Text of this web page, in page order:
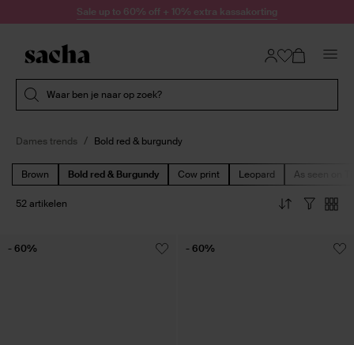
Doorgaan naar artikelSale up to 60% off + 10% extra kassakorting
Waar ben je naar op zoek?
Dames trends Bold red & burgundy
Brown Bold red & Burgundy Cow print Leopard As seen on
52 artikelen
- 60% - 60%